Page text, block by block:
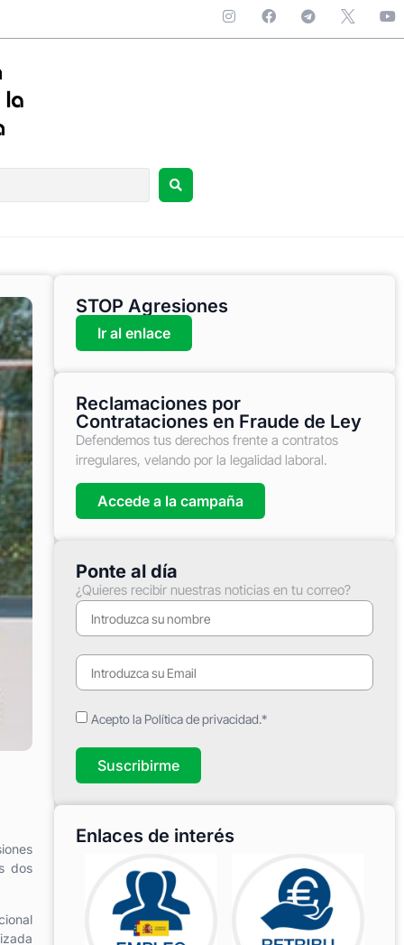
dos
STOP Agresiones
Ir al enlace
Reclamaciones por
Contrataciones en Fraude de Ley
Defendemos tus derechos frente a contratos
irregulares, velando por la legalidad laboral.
Accede a la campaña
Ponte al día
¿Quieres recibir nuestras noticias en tu correo?
Acepto la Política de privacidad.*
Suscribirme
Enlaces de interés